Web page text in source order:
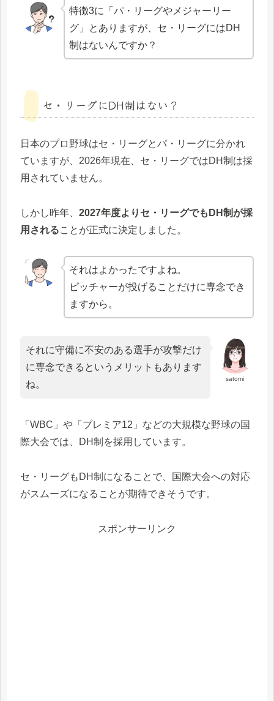
特徴3に「パ・リーグやメジャーリー
グ」とありますが、セ・リーグにはDH
制はないんですか？
セ・リーグにDH制はない？
日本のプロ野球はセ・リーグとパ・リーグに分かれ
ていますが、2026年現在、セ・リーグではDH制は採
用されていません。
しかし昨年、 2027年度よりセ・リーグでもDH制が採
用されることが正式に決定しました。
それはよかったですよね。
ピッチャーが投げることだけに専念でき
ますから。
satomi
それに守備に不安のある選手が攻撃だけ
に専念できるというメリットもあります
ね。
「WBC」や「プレミア12」などの大規模な野球の国
際大会では、DH制を採用しています。
セ・リーグもDH制になることで、国際大会への対応
がスムーズになることが期待できそうです。
スポンサーリンク